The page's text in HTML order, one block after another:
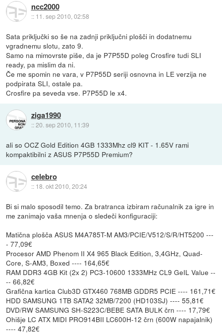
ncc2000
:: 11. sep 2010, 02:58
Sata priključki so še na zadnji priključni plošči in dodatnemu
vgradnemu slotu, zato 9.
Samo na mimovrste piše, da je P7P55D poleg Crosfire tudi SLI
ready, pa mislim da ni.
Če me spomin ne vara, v P7P55D seriji osnovna in LE verzija ne
podpirata SLI, ostale pa.
Crosfire pa seveda vse. P7P55D le x4.
ziga1990
::20. sep 2010, 11:39
ali so OCZ Gold Edition 4GB 1333Mhz cl9 KIT - 1.65V rami
kompaktibilni z ASUS P7P55D Premium?
celebro
:: 18. okt 2010, 20:24
Bi si malo sposodil temo. Za bratranca izbiram računalnik za igre in
me zanimajo vaša mnenja o sledeči konfiguraciji:
Matična plošča ASUS M4A785T-M AM3/PCIE/V512/S/R/HT5200 ---
- 77,09€
Procesor AMD Phenom II X4 965 Black Edition, 3,4GHz, Quad-
Core, S-AM3, Boxed ---- 164,65€
RAM DDR3 4GB Kit (2x 2) PC3-10600 1333MHz CL9 GeIL Value --
-- 66,82€
Grafična kartica Club3D GTX460 768MB GDDR5 PCIE ---- 161,71€
HDD SAMSUNG 1TB SATA2 32MB/7200 (HD103SJ) ---- 55,81€
DVD/RW SAMSUNG SH-S223C/BEBE SATA BULK črn ---- 17,79€
Ohišje LC ATX MIDI PRO914BII LC600H-12 črn (600W napajalnik)
---- 47,82€